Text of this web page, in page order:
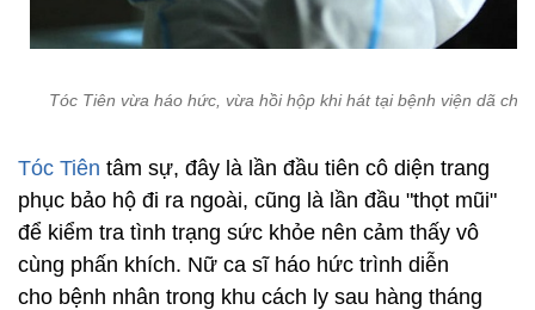
Tóc Tiên vừa háo hức, vừa hồi hộp khi hát tại bệnh viện dã
Tóc Tiên tâm sự, đây là lần đầu tiên cô diện trang
phục bảo hộ đi ra ngoài, cũng là lần đầu "thọt mũi"
để kiểm tra tình trạng sức khỏe nên cảm thấy vô
cùng phấn khích. Nữ ca sĩ háo hức trình diễn
cho bệnh nhân trong khu cách ly sau hàng tháng